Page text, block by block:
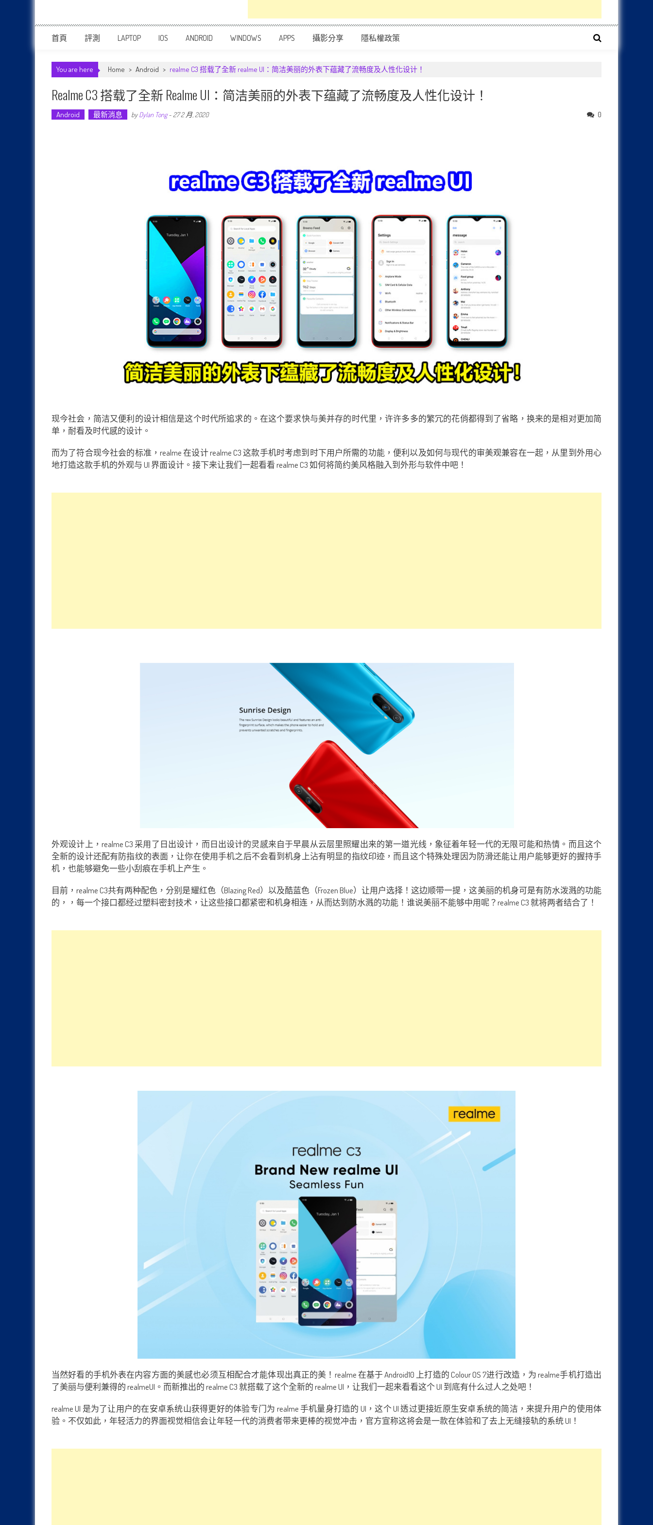
首頁 評測 LAPTOP IOS ANDROID WINDOWS APPS 攝影分享 隱私權政策
You are here Home > Android > realme C3 搭载了全新 realme UI：简洁美丽的外表下蕴藏了流畅度及人性化设计！
Realme C3 搭载了全新 Realme UI：简洁美丽的外表下蕴藏了流畅度及人性化设计！
Android 最新消息 byDylan Tong- 27 2 月, 2020 0
现今社会，简洁又便利的设计相信是这个时代所追求的。在这个要求快与美并存的时代里，许许多多的繁冗的花俏都得到了省略，换来的是相对更加简
单，耐看及时代感的设计。
而为了符合现今社会的标准，realme 在设计 realme C3 这款手机时考虑到时下用户所需的功能，便利以及如何与现代的审美观兼容在一起，从里到外用心
地打造这款手机的外观与 UI 界面设计。接下来让我们一起看看 realme C3 如何将简约美风格融入到外形与软件中吧！
外观设计上，realme C3 采用了日出设计，而日出设计的灵感来自于早晨从云层里照耀出来的第一道光线，象征着年轻一代的无限可能和热情。而且这个
全新的设计还配有防指纹的表面，让你在使用手机之后不会看到机身上沾有明显的指纹印迹，而且这个特殊处理因为防滑还能让用户能够更好的握持手
机，也能够避免一些小刮痕在手机上产生。
目前，realme C3共有两种配色，分别是耀红色（Blazing Red）以及酷蓝色（Frozen Blue）让用户选择！这边顺带一提，这美丽的机身可是有防水泼溅的功能
的，，每一个接口都经过塑料密封技术，让这些接口都紧密和机身相连，从而达到防水溅的功能！谁说美丽不能够中用呢？realme C3 就将两者结合了！
当然好看的手机外表在内容方面的美感也必须互相配合才能体现出真正的美！realme 在基于 Android10 上打造的 Colour OS 7进行改造，为 realme手机打造出
了美丽与便利兼得的 realmeUI。而新推出的 realme C3 就搭载了这个全新的 realme UI，让我们一起来看看这个 UI 到底有什么过人之处吧！
realme UI 是为了让用户的在安卓系统山获得更好的体验专门为 realme 手机量身打造的 UI，这个 UI 透过更接近原生安卓系统的简洁，来提升用户的使用体
验。不仅如此，年轻活力的界面视觉相信会让年轻一代的消费者带来更棒的视觉冲击，官方宣称这将会是一款在体验和了去上无缝接轨的系统 UI！